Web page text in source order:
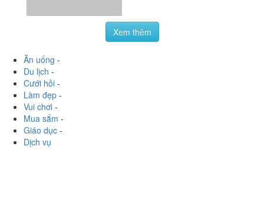
Ăn uống
Du lịch-
Cưới hỏi-
Làm đẹp